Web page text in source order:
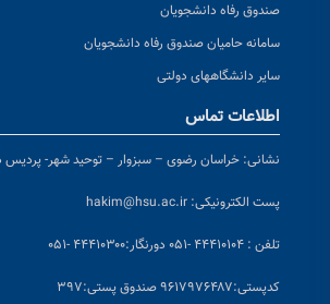
صندوق رفاه دانشجویان
سامانه حامیان صندوق رفاه دانشجویان
سایر دانشگاههای دولتی
اطلاعات تماس
نشانی: خراسان رضوی – سبزوار – توحید شهر- پردیس
پست الکترونیکی: hakim@hsu.ac.ir
تلفن : ۴۴۴۱۰۱۰۴ -۰۵۱ دورنگار:۴۴۴۱۰۳۰۰ -۰۵۱
کدپستی:۹۶۱۷۹۷۶۴۸۷ صندوق پستی:۳۹۷